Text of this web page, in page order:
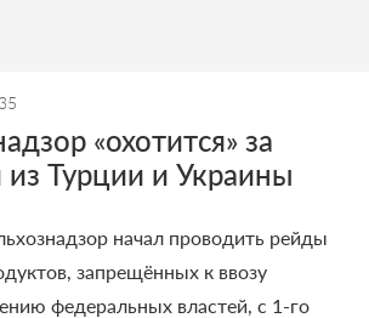
«охотится» за
Турции и Украины
начал проводить рейды
запрещённых к ввозу
федеральных властей, с 1-го